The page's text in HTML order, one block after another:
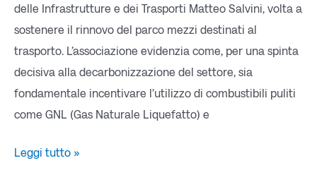
delle Infrastrutture e dei Trasporti Matteo Salvini, volta a
sostenere il rinnovo del parco mezzi destinati al
trasporto. L’associazione evidenzia come, per una spinta
decisiva alla decarbonizzazione del settore, sia
fondamentale incentivare l’utilizzo di combustibili puliti
come GNL (Gas Naturale Liquefatto) e
Leggi tutto »